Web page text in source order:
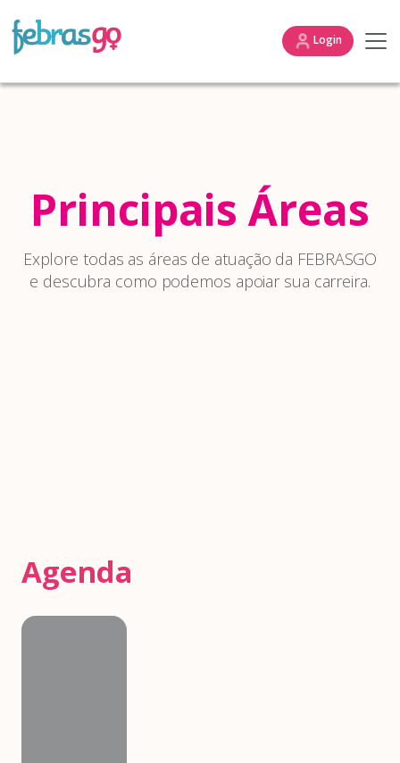
Login
Principais Áreas
Explore todas as áreas de atuação da FEBRASGO
e descubra como podemos apoiar sua carreira.
Agenda